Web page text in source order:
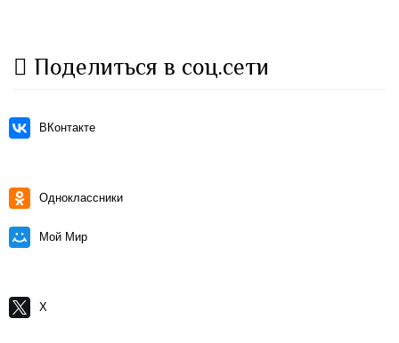
Поделиться в соц.сети
ВКонтакте
Одноклассники
Мой Мир
X